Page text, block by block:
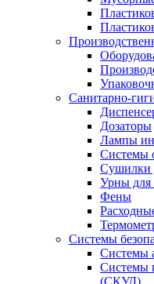
Санитарно-
Дозаторы
Лампы
Системы
Сушилки
Урны для
Фены
Системы
Системы
Системы
(СКУД)